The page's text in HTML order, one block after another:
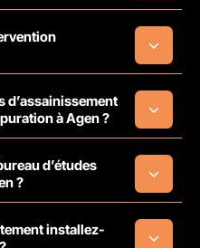
à Agen ?
d’études
?
installez-